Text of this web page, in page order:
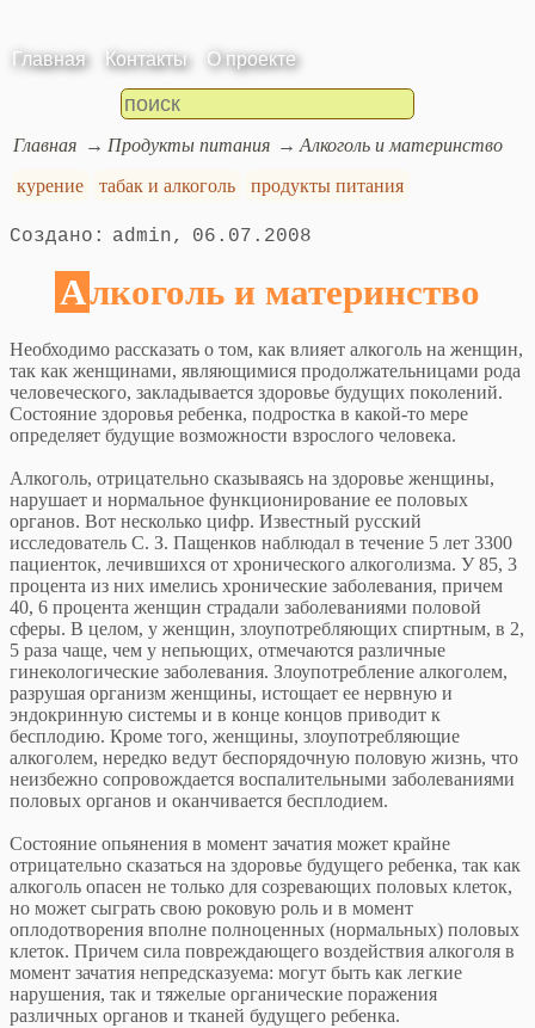
Главная Контакты О проекте
Главная Продукты питания
Алкоголь и материнство
курение
табак и алкоголь продукты питания
admin 06.07.2008
Алкоголь и материнство
Необходимо рассказать о том, как влияет алкоголь на женщин,
так как женщинами, являющимися продолжательницами рода
человеческого, закладывается здоровье будущих поколений.
Состояние здоровья ребенка, подростка в какой-то мере
определяет будущие возможности взрослого человека.
Алкоголь, отрицательно сказываясь на здоровье женщины,
нарушает и нормальное функционирование ее половых
органов. Вот несколько цифр. Известный русский
исследователь С. З. Пащенков наблюдал в течение 5 лет 3300
пациенток, лечившихся от хронического алкоголизма. У 85, 3
процента из них имелись хронические заболевания, причем
40, 6 процента женщин страдали заболеваниями половой
сферы. В целом, у женщин, злоупотребляющих спиртным, в 2,
5 раза чаще, чем у непьющих, отмечаются различные
гинекологические заболевания. Злоупотребление алкоголем,
разрушая организм женщины, истощает ее нервную и
эндокринную системы и в конце концов приводит к
бесплодию. Кроме того, женщины, злоупотребляющие
алкоголем, нередко ведут беспорядочную половую жизнь, что
неизбежно сопровождается воспалительными заболеваниями
половых органов и оканчивается бесплодием.
Состояние опьянения в момент зачатия может крайне
отрицательно сказаться на здоровье будущего ребенка, так как
алкоголь опасен не только для созревающих половых клеток,
но может сыграть свою роковую роль и в момент
оплодотворения вполне полноценных (нормальных) половых
клеток. Причем сила повреждающего воздействия алкоголя в
момент зачатия непредсказуема: могут быть как легкие
нарушения, так и тяжелые органические поражения
различных органов и тканей будущего ребенка.